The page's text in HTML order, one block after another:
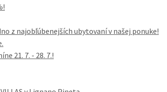
z najobľúbenejších ubytovaní v našej ponuke!
21. 7. - 28. 7.!